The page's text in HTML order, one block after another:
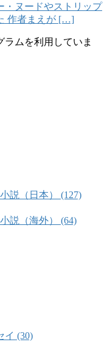
・ヌードやストリップ
作者まえが […]
ムを利用していま
説（日本） (127)
説（海外） (64)
イ (30)